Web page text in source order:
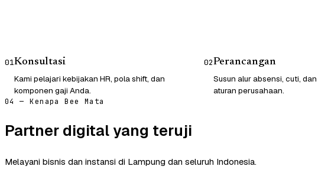
01Konsultasi
Kami pelajari kebijakan HR, pola shift, dan
komponen gaji Anda.
02Perancangan
Susun alur absensi, cuti,
aturan perusahaan.
04 — Kenapa Bee Mata
Partner digital yang teruji
Melayani bisnis dan instansi di Lampung dan seluruh Indonesia.